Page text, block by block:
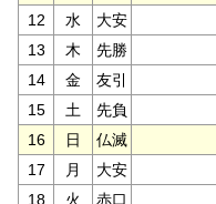
12
水
大安
13
木
先勝
14
金
友引
15
土
先負
16
日
仏滅
17
月
大安
18
火
赤口